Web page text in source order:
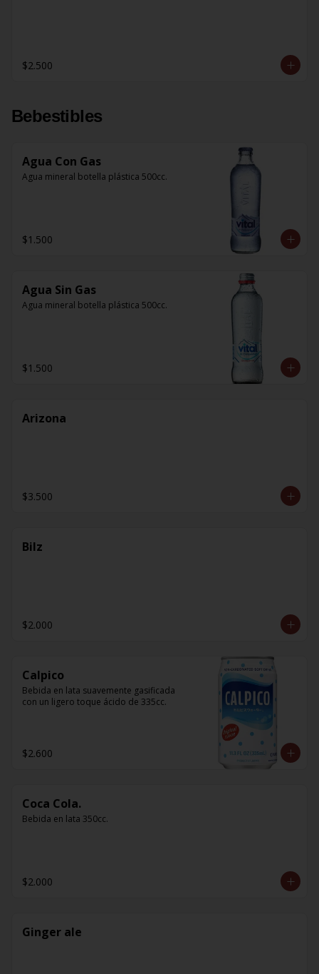
$2.500
Bebestibles
Agua Con Gas
Agua mineral botella plástica 500cc.
$1.500
Agua Sin Gas
Agua mineral botella plástica 500cc.
$1.500
Arizona
$3.500
Bilz
$2.000
Calpico
Bebida en lata suavemente gasificada
con un ligero toque ácido de 335cc.
$2.600
Coca Cola.
Bebida en lata 350cc.
$2.000
Ginger ale